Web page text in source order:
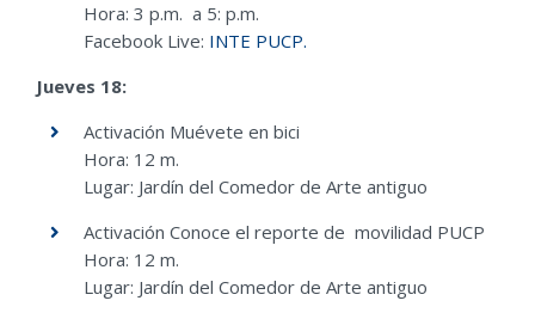
Hora: 3 p.m. a 5: p.m.
Facebook Live: INTE PUCP.
Jueves 18:
Activación Muévete en bici
Hora: 12 m.
Lugar: Jardín del Comedor de Arte antiguo
Activación Conoce el reporte de movilidad PUCP
Hora: 12 m.
Lugar: Jardín del Comedor de Arte antiguo